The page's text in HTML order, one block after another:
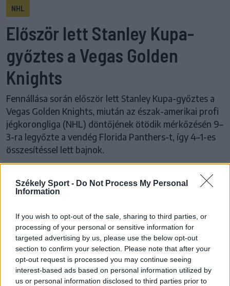
Székely Sport - Do Not Process My Personal
Information
If you wish to opt-out of the sale, sharing to third parties, or
processing of your personal or sensitive information for
targeted advertising by us, please use the below opt-out
section to confirm your selection. Please note that after your
opt-out request is processed you may continue seeing
interest-based ads based on personal information utilized by
us or personal information disclosed to third parties prior to
NHL
Először lett Stanley Kupa-
győztes a Vegas Golden
Knights
Fennállása során először lett Stanley Kupa-győztes a
Vegas Golden Knights, miután az észak-amerikai profi
jégkorongliga (NHL) döntőjének ötödik mérkőzésén 9–
3-ra legyőzte a vendég Florida Panthers-t, így 4–1-es
összesítéssel lett bajnok.
24 ÓRA LEGOLVASOTTABB
11:29
Stabil védekezés és céltudatos támadás – így
készült a Farul ellen az FK